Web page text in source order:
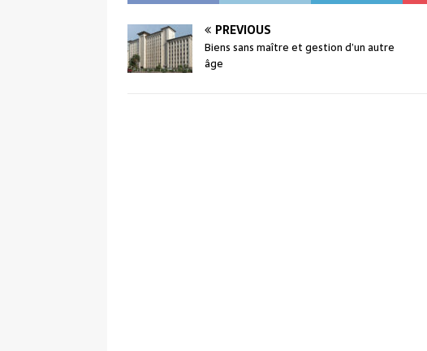
PREVIOUS
Biens sans maître et gestion d’un autre
âge